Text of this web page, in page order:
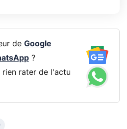
de Google
?
rien rater de l'actu